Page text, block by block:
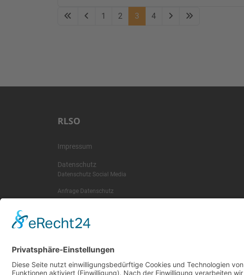
1 2 3 4
RLSO
Impressum
Datenschutz
Datenschutz Social Media
Anfrage Datenschutz
SR-Feedback
wichtige Termine